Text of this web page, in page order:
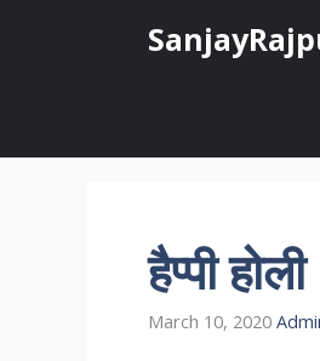
हैप्पी होली
March 10, 2020